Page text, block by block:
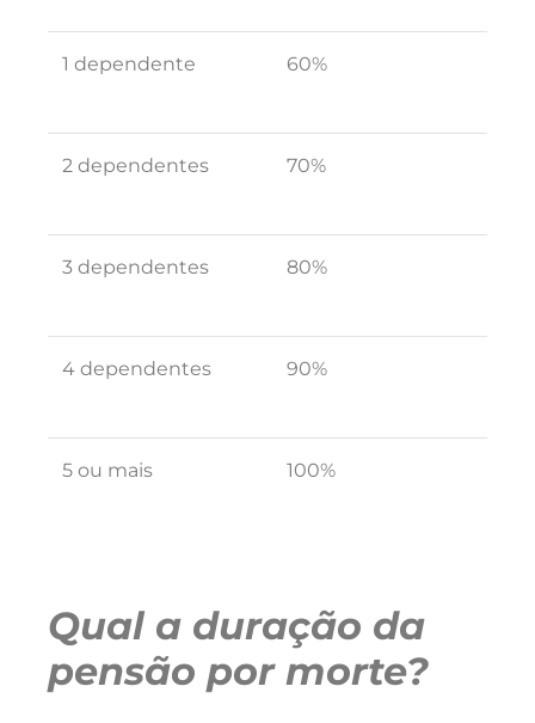
1 dependente 60%
2 dependentes 70%
3 dependentes 80%
4 dependentes 90%
5 ou mais 100%
Qual a duração da
pensão por morte?